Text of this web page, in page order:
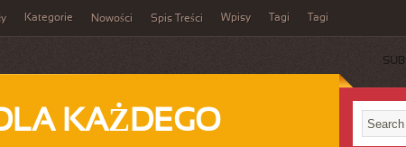
Kategorie Nowości Spis Treści Wpisy Tagi Tagi
KAŻDEGO